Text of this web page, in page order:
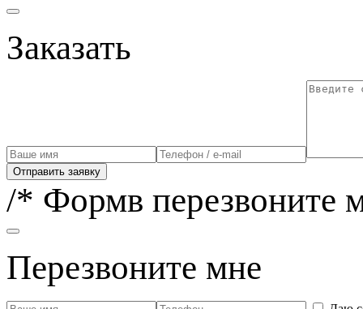
Заказать
Отправить заявку
/* Формв перезвоните
Перезвоните мне